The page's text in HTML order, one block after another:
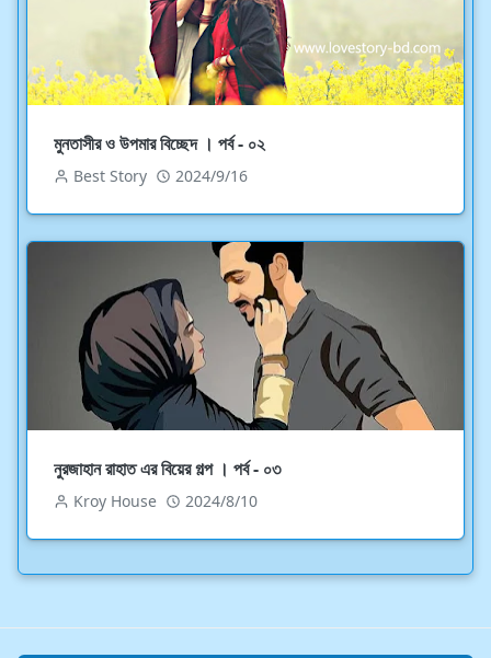
মুনতাসীর ও উপমার বিচ্ছেদ । পর্ব - ০২
Best Story 2024/9/16
নুরজাহান রাহাত এর বিয়ের গল্প । পর্ব - ০৩
Kroy House 2024/8/10